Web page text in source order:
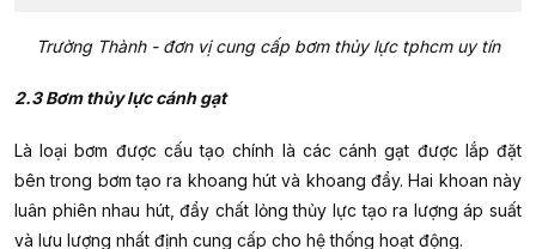
Trường Thành - đơn vị cung cấp bơm thủy lực tphcm uy tín
2.3 Bơm thủy lực cánh gạt
Là loại bơm được cấu tạo chính là các cánh gạt được lắp đặt
bên trong bơm tạo ra khoang hút và khoang đẩy. Hai khoan này
luân phiên nhau hút, đẩy chất lỏng thủy lực tạo ra lượng áp suất
và lưu lượng nhất định cung cấp cho hệ thống hoạt động.